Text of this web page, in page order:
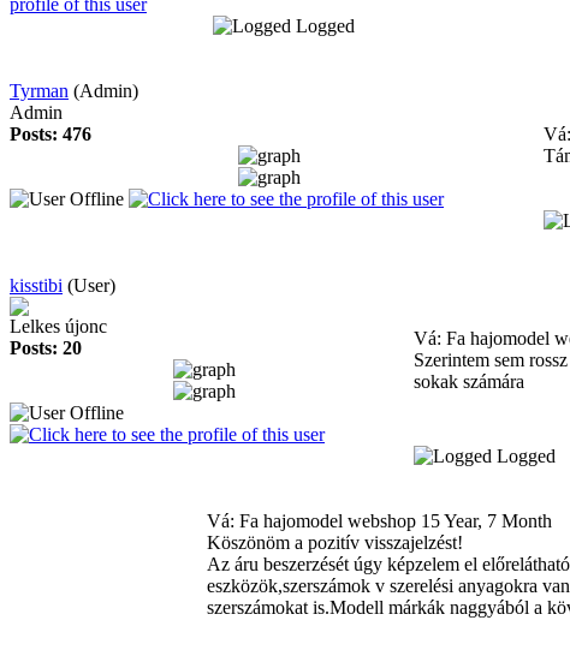
Logged
Tyrman (Admin)
Admin
Posts: 476
kisstibi (User)
Lelkes újonc
Posts: 20
Vá: Fa hajomodel
Szerintem sem
sokak számára
Logged
Vá: Fa hajomodel webshop 15 Year, 7 Month
Köszönöm a pozitív visszajelzést!
Az áru beszerzését úgy képzelem el
eszközök,szerszámok v szerelési anyagokra
szerszámokat is.Modell márkák naggyából a